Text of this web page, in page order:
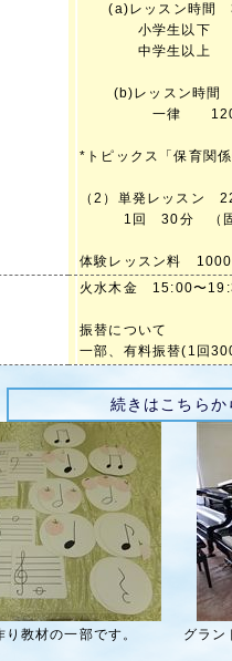
(a)レッスン時間
小学生以下
中学生以上
(b)レッスン時間
一律
*トピックス「保育関
（2）単発レッスン
1回 30分 （固定
体験レッスン料 1000
火水木金 15:00〜
振替について
一部、有料振替(1回
続きはこちらか
り教材の一部です。
グラン